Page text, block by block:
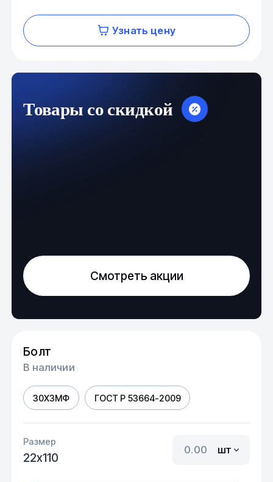
Узнать цену
Товары со скидкой
Смотреть акции
Болт
В наличии
30Х3МФ ГОСТ Р 53664-2009
Размер
22х110
шт